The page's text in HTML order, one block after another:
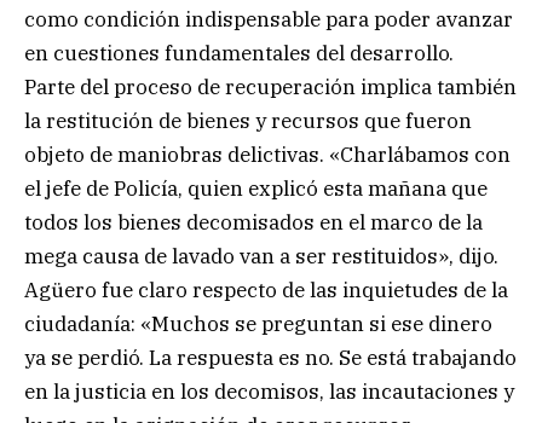
como condición indispensable para poder avanzar
en cuestiones fundamentales del desarrollo.
Parte del proceso de recuperación implica también
la restitución de bienes y recursos que fueron
objeto de maniobras delictivas. «Charlábamos con
el jefe de Policía, quien explicó esta mañana que
todos los bienes decomisados en el marco de la
mega causa de lavado van a ser restituidos», dijo.
Agüero fue claro respecto de las inquietudes de la
ciudadanía: «Muchos se preguntan si ese dinero
ya se perdió. La respuesta es no. Se está trabajando
en la justicia en los decomisos, las incautaciones y